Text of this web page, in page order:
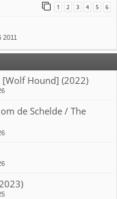
1 2 3 4 5 6
2011
Hound] (2022)
de Schelde / The